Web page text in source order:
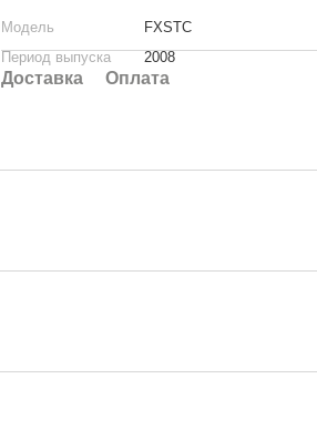
Модель
FXSTC
Период выпуска
2008
Доставка Оплата